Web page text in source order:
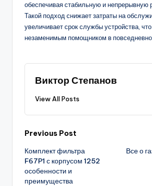
обеспечивая стабильную и непрерывную
Такой подход снижает затраты на
увеличивает срок службы устройства,
незаменимым помощником в
Виктор Степанов
View All Posts
Post
navigation
Previous Post
Комплект фильтра
F67P1 с корпусом 1252
особенности и
преимущества
Все о